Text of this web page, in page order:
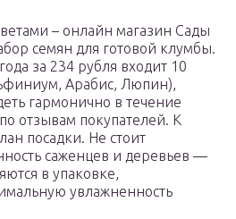
– онлайн магазин Сады
семян для готовой клумбы.
за 234 рубля входит 10
Арабис, Люпин),
гармонично в течение
отзывам покупателей. К
посадки. Не стоит
саженцев и деревьев —
в упаковке,
увлажненность